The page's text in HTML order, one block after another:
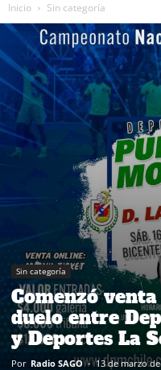
Inicio Sin categoría
Sin categoría
Comenzó
duelo entre
y Deportes La
Por Radio SAGO - 13 de marzo